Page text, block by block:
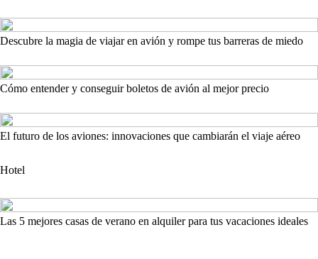
Descubre la magia de viajar en avión y rompe tus barreras de miedo
Cómo entender y conseguir boletos de avión al mejor precio
El futuro de los aviones: innovaciones que cambiarán el viaje aéreo
Hotel
Las 5 mejores casas de verano en alquiler para tus vacaciones ideales